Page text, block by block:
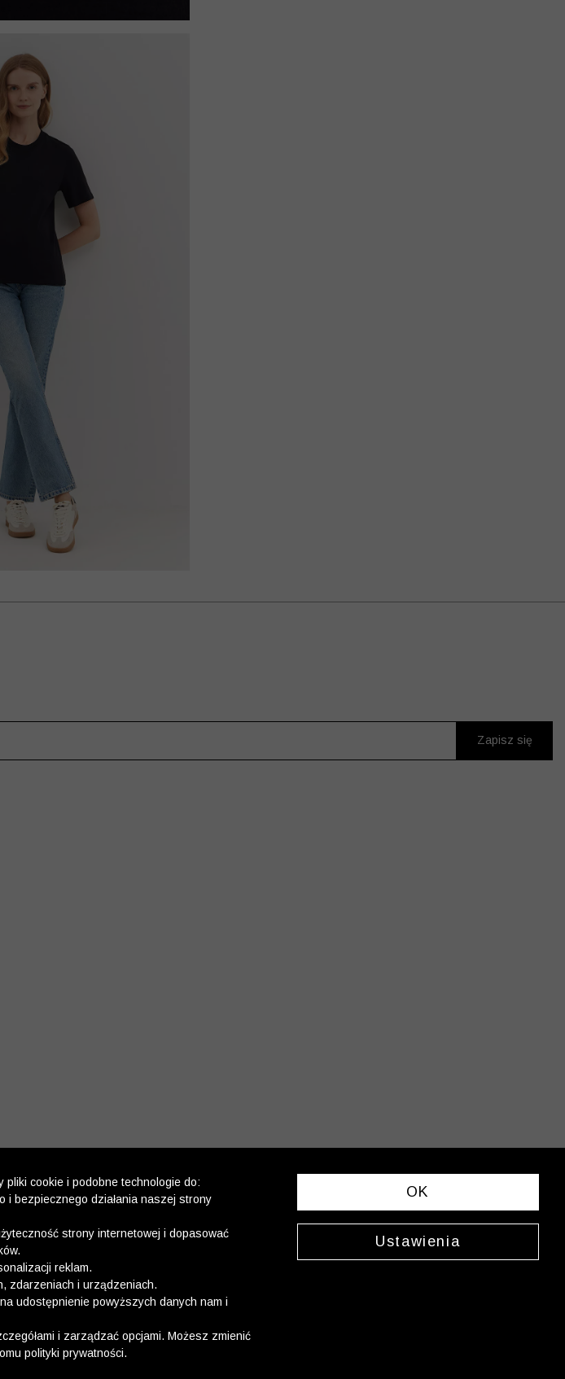
pliki cookie i podobne technologie do:
i bezpiecznego działania naszej strony
strony internetowej i dopasować
reklam.
zdarzeniach i urządzeniach.
udostępnienie powyższych danych nam i
i zarządzać opcjami. Możesz zmienić
polityki prywatności.
OK
Ustawienia